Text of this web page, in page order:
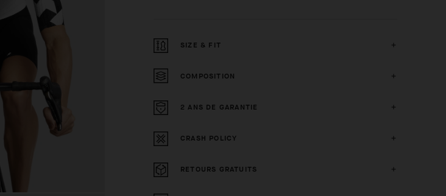
SIZE & FIT
COMPOSITION
2 ANS DE GARANTIE
CRASH POLICY
RETOURS GRATUITS